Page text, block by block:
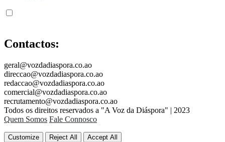
Contactos:
geral@vozdadiaspora.co.ao
direccao@vozdadiaspora.co.ao
redaccao@vozdadiaspora.co.ao
comercial@vozdadiaspora.co.ao
recrutamento@vozdadiaspora.co.ao
Todos os direitos reservados a "A Voz da Diáspora" | 2023
Quem Somos Fale Connosco
Customize Reject All Accept All